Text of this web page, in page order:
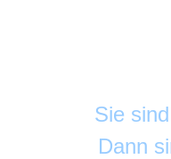
Sie
Dann